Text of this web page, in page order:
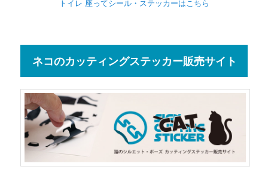
トイレ 座ってシール・ステッカーはこちら
ネコのカッティングステッカー販売サイト